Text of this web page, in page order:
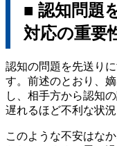
■ 認知問題
対応の重要
認知の問題を先送り
す。前述のとおり、
し、相手方から認知
遅れるほど不利な状
このような不安はな